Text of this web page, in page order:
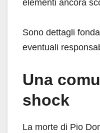
elementi ancora
Sono dettagli
eventuali
Una
shock
La morte di Pio